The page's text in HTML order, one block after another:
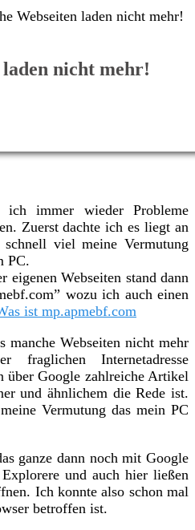
Webseiten laden nicht mehr!
nicht mehr!
ich immer wieder Probleme
Zuerst dachte ich es liegt an
viel meine Vermutung
PC.
Webseiten stand dann
wozu ich auch einen
ist mp.apmebf.com
manche Webseiten nicht mehr
Internetadresse
über Google zahlreiche Artikel
und ähnlichem die Rede ist.
Vermutung das mein PC
ganze dann noch mit Google
und auch hier ließen
Ich konnte also schon mal
betroffen ist.